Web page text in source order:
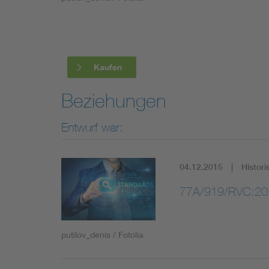
Mobility
Smart Cities
Kaufen
Beziehungen
Entwurf war:
putilov_denis / Fotolia
04.12.2015
77A/919/